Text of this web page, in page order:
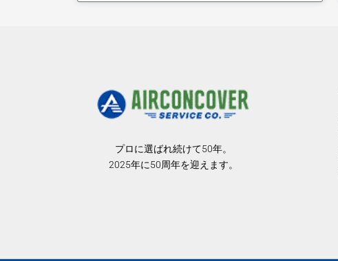
プロに選ばれ続けて50年。
2025年に50周年を迎えます。